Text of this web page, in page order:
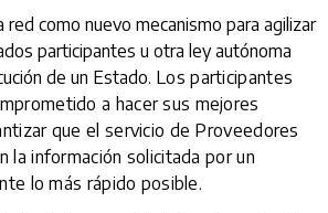
red como nuevo mecanismo para agilizar
participantes u otra ley autónoma
de un Estado. Los participantes
a hacer sus mejores
que el servicio de Proveedores
la información solicitada por un
lo más rápido posible.